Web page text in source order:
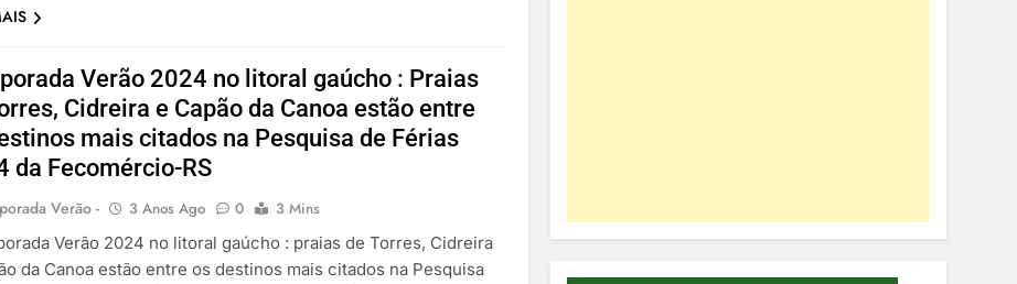
Verão 2024 no litoral gaúcho : Praias
Cidreira e Capão da Canoa estão entre
mais citados na Pesquisa de Férias
da Fecomércio-RS
Verão - 3 Anos Ago 0
3 Mins
Verão 2024 no litoral gaúcho : praias de Torres, Cidreira
da Canoa estão entre os destinos mais citados na Pesquisa